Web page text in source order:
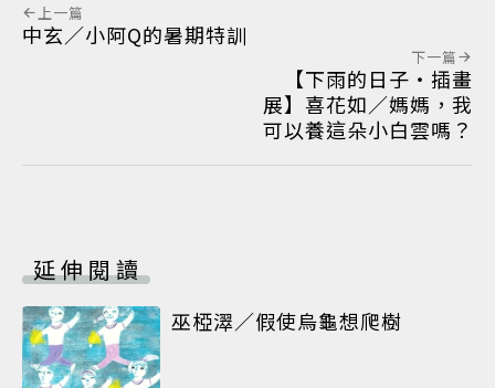
上一篇
中玄／小阿Q的暑期特訓
下一篇
【下雨的日子‧插畫
展】喜花如／媽媽，我
可以養這朵小白雲嗎？
延伸閱讀
巫椏濢／假使烏龜想爬樹